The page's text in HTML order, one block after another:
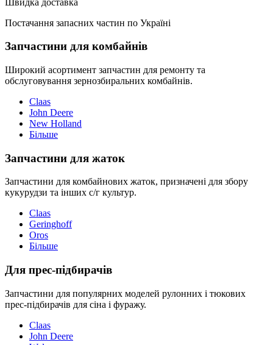
Постачання запасних частин по Україні
Запчастини для комбайнів
Широкий асортимент запчастин для ремонту та
обслуговування зернозбиральних комбайнів.
Claas
John Deere
New Holland
Більше
Запчастини для жаток
Запчастини для комбайнових жаток, призначені для збору
кукурудзи та інших с/г культур.
Claas
Geringhoff
Oros
Більше
Для прес-підбирачів
Запчастини для популярних моделей рулонних і тюкових
прес-підбирачів для сіна і фуражу.
Claas
John Deere